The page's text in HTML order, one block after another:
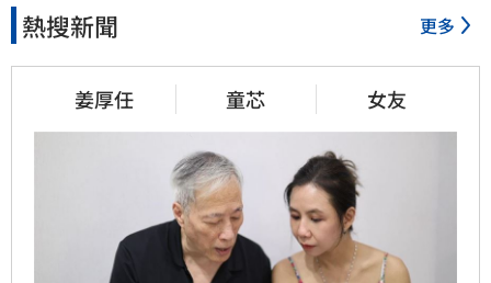
熱搜新聞 更多
姜厚任 童芯 女友